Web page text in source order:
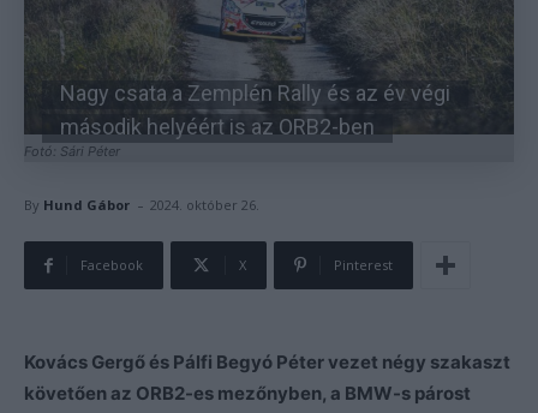
Fotó: Sári Péter
Nagy csata a Zemplén Rally és az év végi
második helyéért is az ORB2-ben
By Hund Gábor - 2024. október 26.
Facebook X Pinterest
Kovács Gergő és Pálfi Begyó Péter vezet négy szakaszt
követően az ORB2-es mezőnyben, a BMW-s párost